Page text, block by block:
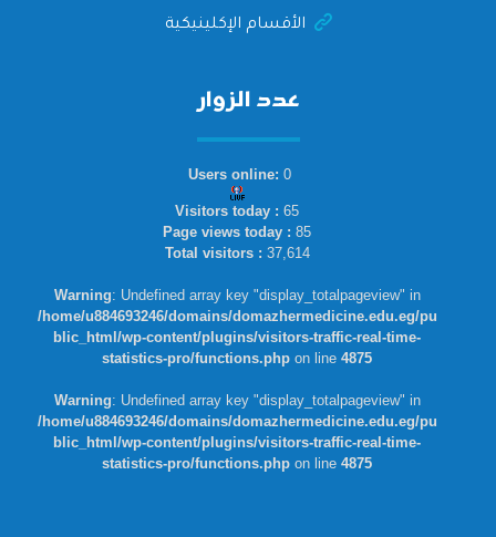
الأقسام الإكلينيكية
عدد الزوار
Users online: 0
Visitors today : 65
Page views today : 85
Total visitors : 37,614
Warning: Undefined array key "display_totalpageview" in
/home/u884693246/domains/domazhermedicine.edu.eg/pu
blic_html/wp-content/plugins/visitors-traffic-real-time-
statistics-pro/functions.php on line 4875
Warning: Undefined array key "display_totalpageview" in
/home/u884693246/domains/domazhermedicine.edu.eg/pu
blic_html/wp-content/plugins/visitors-traffic-real-time-
statistics-pro/functions.php on line 4875